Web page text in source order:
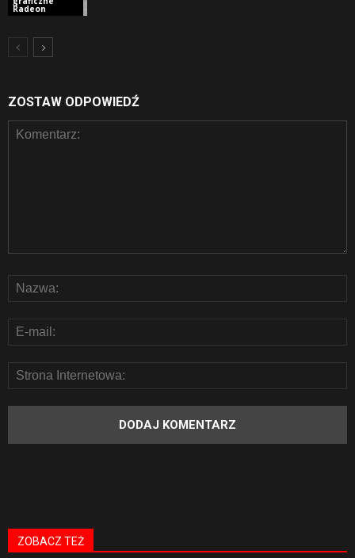
Radeon
ZOSTAW ODPOWIEDŹ
ZOBACZ TEŻ